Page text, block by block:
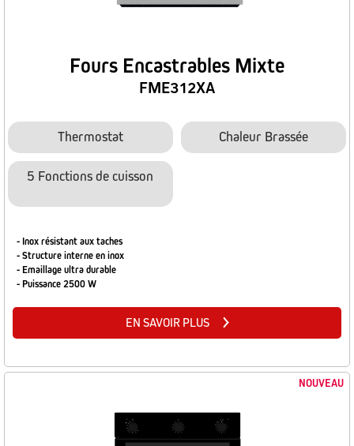
Fours Encastrables Mixte
FME312XA
Thermostat Chaleur Brassée
5 Fonctions de cuisson
- Inox résistant aux taches
- Structure interne en inox
- Emaillage ultra durable
- Puissance 2500 W
EN SAVOIR PLUS
NOUVEAU